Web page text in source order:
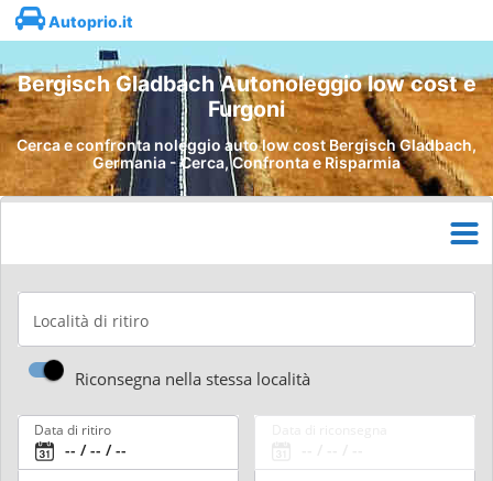
Autoprio.it
Bergisch Gladbach Autonoleggio low cost e
Furgoni
Cerca e confronta noleggio auto low cost Bergisch Gladbach,
Germania - Cerca, Confronta e Risparmia
Località di ritiro
Riconsegna nella stessa località
Data di ritiro